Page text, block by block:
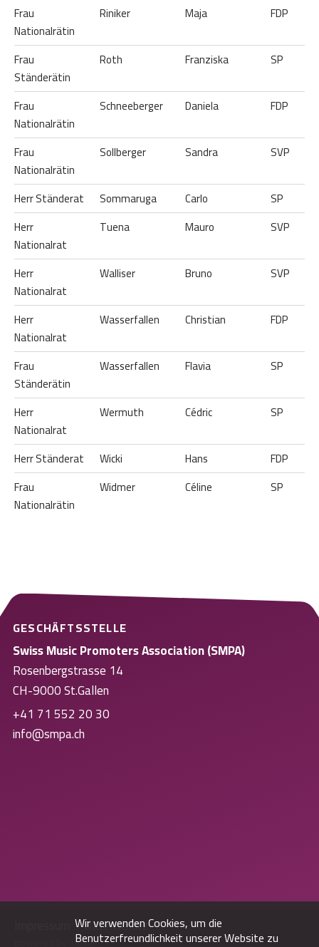
Frau
Nationalrätin
Riniker Maja FDP
Frau
Ständerätin
Roth Franziska SP
Frau
Nationalrätin
Schneeberger Daniela FDP
Frau
Nationalrätin
Sollberger Sandra SVP
Herr Ständerat Sommaruga Carlo
SP
Herr
Nationalrat
Tuena Mauro SVP
Herr
Nationalrat
Walliser Bruno SVP
Herr
Nationalrat
Wasserfallen Christian FDP
Frau
Ständerätin
Wasserfallen Flavia SP
Herr
Nationalrat
Wermuth Cédric SP
Herr Ständerat Wicki Hans
FDP
Frau
Nationalrätin
Widmer Céline SP
GESCHÄFTSSTELLE
Swiss Music Promoters Association (SMPA)
Rosenbergstrasse 14
CH-9000 St.Gallen
+41 71 552 20 30
info@smpa.ch
Datenschutz
powered by indual
Wir verwenden Cookies, um die
Benutzerfreundlichkeit unserer Website zu